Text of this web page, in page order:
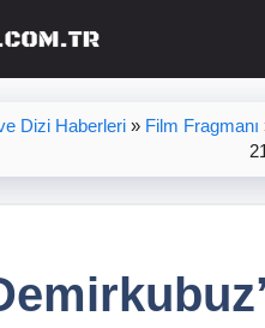
Dizi Haberleri» Film Fragmanı